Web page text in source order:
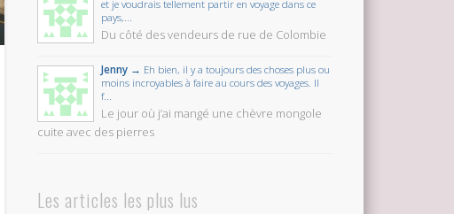
et je voudrais tellement partir en voyage dans ce
pays,...
Du côté des vendeurs de rue de Colombie
Jenny → Eh bien, il y a toujours des choses plus ou
moins incroyables à faire au cours des voyages. Il
f...
Le jour où j’ai mangé une chèvre mongole
cuite avec des pierres
Les articles les plus lus